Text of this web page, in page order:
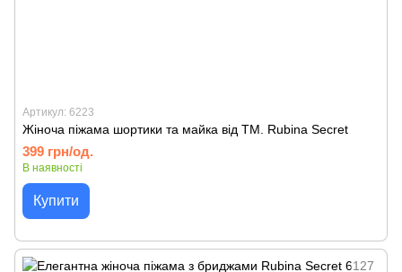
Артикул: 6223
Жіноча піжама шортики та майка від TM. Rubina Secret
399 грн/од.
В наявності
Купити